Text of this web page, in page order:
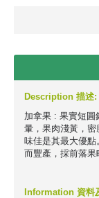
Description 描述:
加拿果 : 果實短圓
暈，果肉淺黃，
味佳是其最大優
而豐產，採前落果
Information 資料